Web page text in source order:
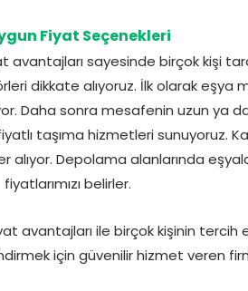
Fiyat Seçenekleri
sayesinde birçok kişi
dikkate alıyoruz. İlk olarak eşya
Daha sonra mesafenin uzun ya
taşıma hizmetleri sunuyoruz.
Depolama alanlarında
fiyatlarımızı belirler.
avantajları ile birçok kişinin tercih
için güvenilir hizmet veren